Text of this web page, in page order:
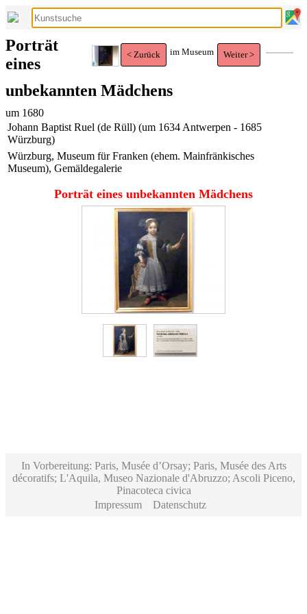
< Zurück im Museum Weiter >
Porträt
eines
unbekannten Mädchens
um 1680
Johann Baptist Ruel (de Rüll) (um 1634 Antwerpen - 1685
Würzburg)
Würzburg, Museum für Franken (ehem. Mainfränkisches
Museum), Gemäldegalerie
Porträt eines unbekannten Mädchens
In Vorbereitung: Paris, Musée d’Orsay; Paris, Musée des Arts
décoratifs; L'Aquila, Museo Nazionale d'Abruzzo; Ascoli Piceno,
Pinacoteca civica
Impressum
Datenschutz